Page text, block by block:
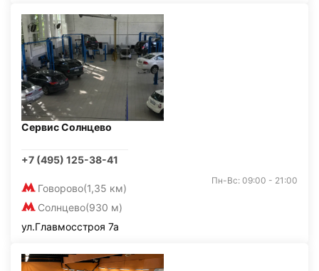
Сервис Солнцево
+7 (495) 125-38-41
Говорово(1,35 км)
Солнцево(930 м)
Пн-Вс: 09:00 - 21:00
ул.Главмосстроя 7а